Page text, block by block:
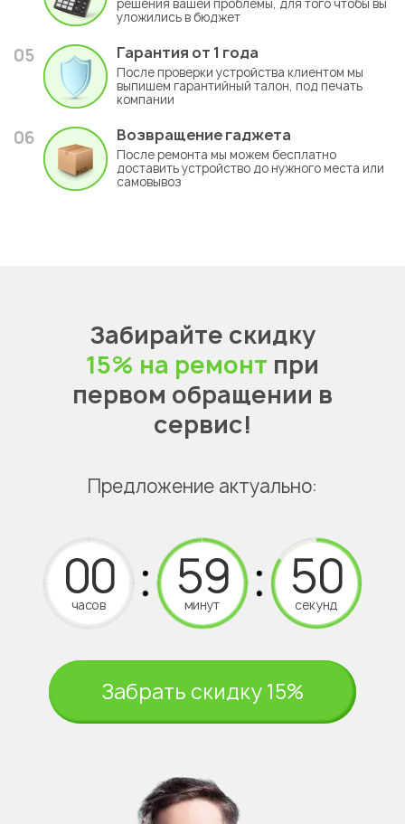
решения вашей проблемы, для того чтобы вы
уложились в бюджет
05 Гарантия от 1 года
После проверки устройства клиентом мы
выпишем гарантийный талон, под печать
компании
06 Возвращение гаджета
После ремонта мы можем бесплатно
доставить устройство до нужного места или
самовывоз
Забирайте скидку
15% на ремонт при
первом обращении в
сервис!
Предложение актуально:
часов минут секунд
Забрать скидку 15%